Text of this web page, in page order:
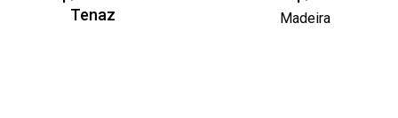
Tenaz
Madeira